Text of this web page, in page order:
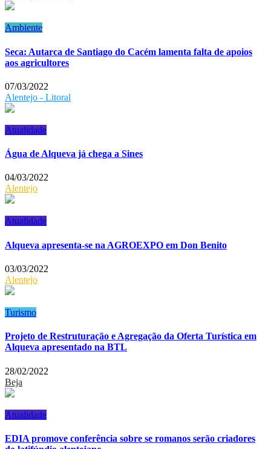
Ambiente
Seca: Autarca de Santiago do Cacém lamenta falta de apoios
aos agricultores
07/03/2022
Alentejo - Litoral
Atualidade
Água de Alqueva já chega a Sines
04/03/2022
Alentejo
Atualidade
Alqueva apresenta-se na AGROEXPO em Don Benito
03/03/2022
Alentejo
Turismo
Projeto de Restruturação e Agregação da Oferta Turística em
Alqueva apresentado na BTL
28/02/2022
Beja
Atualidade
EDIA promove conferência sobre se romanos serão criadores